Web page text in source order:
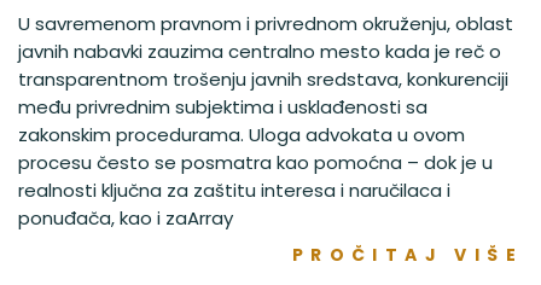
U savremenom pravnom i privrednom okruženju, oblast
javnih nabavki zauzima centralno mesto kada je reč o
transparentnom trošenju javnih sredstava, konkurenciji
među privrednim subjektima i usklađenosti sa
zakonskim procedurama. Uloga advokata u ovom
procesu često se posmatra kao pomoćna – dok je u
realnosti ključna za zaštitu interesa i naručilaca i
ponuđača, kao i zaArray
PROČITAJ VIŠE